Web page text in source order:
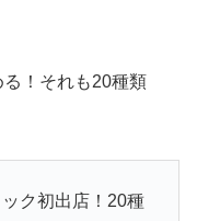
！それも20種類
ク初出店！20種